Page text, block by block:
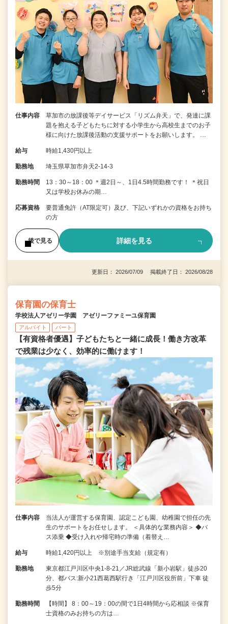
仕事内容
草加市の放課後等デイサービス「リズム弁天」で、発達に課
題を抱える子どもたちに対する小学生から高校生までのお子
様に向けた放課後活動の支援サポートをお願いします。 …
給与 時給1,430円以上
勤務地 埼玉県草加市弁天2-14-3
勤務時間
13：30～18：00 ＊週2日～、1日4.5時間勤務です！ ＊祝日
又は学校お休みの期…
応募資格
要普通免許（AT限定可）及び、下記いずれかの資格をお持ち
の方
後で見る 詳細を見る
更新日： 2026/07/09 掲載終了日： 2026/08/28
保育園の保育士
学校法人アゼリー学園 アゼリーファミーユ保育園
アルバイト パート
【有資格者優遇】子どもたちと一緒に成長！働き方改革
で残業は少なく、効率的に働けます！
仕事内容
当法人が運営する保育園、認定こども園、幼稚園で担任の先
生のサポートをお任せします。 ＜具体的な業務内容＞ ◆バ
ス添乗 ◆受け入れや帰宅時の準備（着替え…
給与 時給1,420円以上 ※別途手当支給（規定有）
勤務地
東京都江戸川区中央1-8-21／JR総武線「新小岩駅」徒歩20
分、都バス:新小21西葛西駅行き「江戸川区役所前」下車 徒
歩5分
勤務時間
【時間】 8：00～19：00の間で1日4時間から応相談 ※保育
士資格のみお持ちの方は…